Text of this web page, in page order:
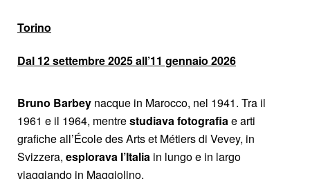
Torino
Dal 12 settembre 2025 all’11 gennaio 2026
Bruno Barbey nacque in Marocco, nel 1941. Tra il
1961 e il 1964, mentrestudiava fotografiae arti
grafiche all’École des Arts et Métiers di Vevey, in
Svizzera, esplorava l’Italia in lungo e in largo
viaggiando in Maggiolino.